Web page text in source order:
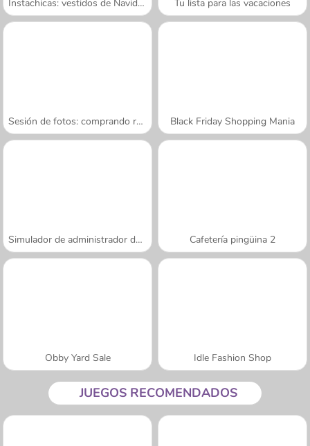
Instachicas: vestidos de Navidad Tu lista para las vacaciones
Sesión de fotos: comprando ropa Black Friday Shopping Mania
Simulador de administrador de aeropuerto Cafetería pingüina 2
Obby Yard Sale Idle Fashion Shop
JUEGOS RECOMENDADOS